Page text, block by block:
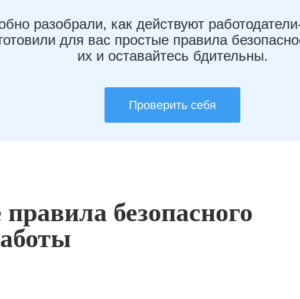
разобрали, как действуют
для вас простые правила
их и оставайтесь бдительны.
Проверить себя
безопасного